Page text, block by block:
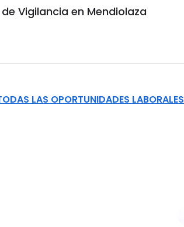
Vigilancia en Mendiolaza
LAS OPORTUNIDADES LABORALES